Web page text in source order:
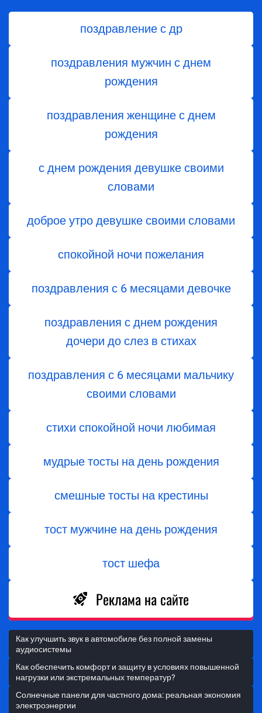
поздравление с др
поздравления мужчин с днем
рождения
поздравления женщине с днем
рождения
с днем рождения девушке своими
словами
доброе утро девушке своими словами
спокойной ночи пожелания
поздравления с 6 месяцами девочке
поздравления с днем ​​рождения
дочери до слез в стихах
поздравления с 6 месяцами мальчику
своими словами
стихи спокойной ночи любимая
мудрые тосты на день рождения
смешные тосты на крестины
тост мужчине на день рождения
тост шефа
Реклама на сайте
Как улучшить звук в автомобиле без полной замены
аудиосистемы
Как обеспечить комфорт и защиту в условиях повышенной
нагрузки или экстремальных температур?
Солнечные панели для частного дома: реальная экономия
электроэнергии